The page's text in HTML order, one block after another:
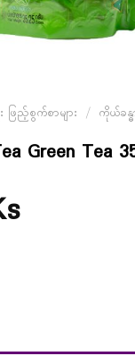
ဖြည့်စွက်စာများ / ကိုယ်ခန္
Green Tea